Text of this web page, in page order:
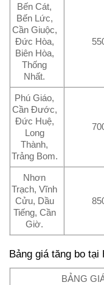
Bến Cát,
Bến Lức,
Cần Giuộc,
Đức Hòa,
Biên Hòa,
Thống
Nhất.
Phú Giáo,
Cần Đước,
Đức Huệ,
Long
Thành,
Trảng Bom.
Nhơn
Trạch, Vĩnh
Cửu, Dầu
Tiếng, Cần
Giờ.
Bảng giá tăng bo tại
BẢNG